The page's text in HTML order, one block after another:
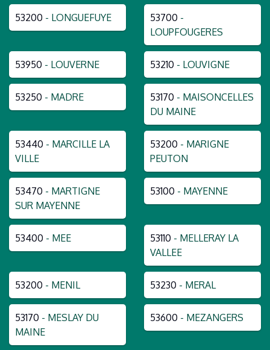
53200 - LONGUEFUYE 53700 -
LOUPFOUGERES
53950 - LOUVERNE 53210 - LOUVIGNE
53250 - MADRE 53170 - MAISONCELLES
DU MAINE
53440 - MARCILLE LA
VILLE
53200 - MARIGNE
PEUTON
53470 - MARTIGNE
SUR MAYENNE
53100 - MAYENNE
53400 - MEE 53110 - MELLERAY LA
VALLEE
53200 - MENIL 53230 - MERAL
53170 - MESLAY DU
MAINE
53600 - MEZANGERS